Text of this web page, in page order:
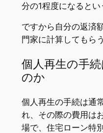
分の1程度になるとい
ですから自分の返済
門家に計算してもら
個人再生の手
のか
個人再生の手続は通
れ、その際の費用は
場で、住宅ローン特